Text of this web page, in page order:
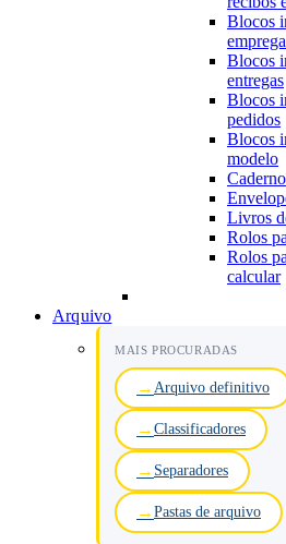
Blocos
Blocos
entregas
Blocos
pedidos
Blocos
modelo
Livros
Rolos
Rolos
calcular
Arquivo
MAIS PROCURADAS
Arquivo definitivo
Classificadores
Separadores
Pastas de arquivo